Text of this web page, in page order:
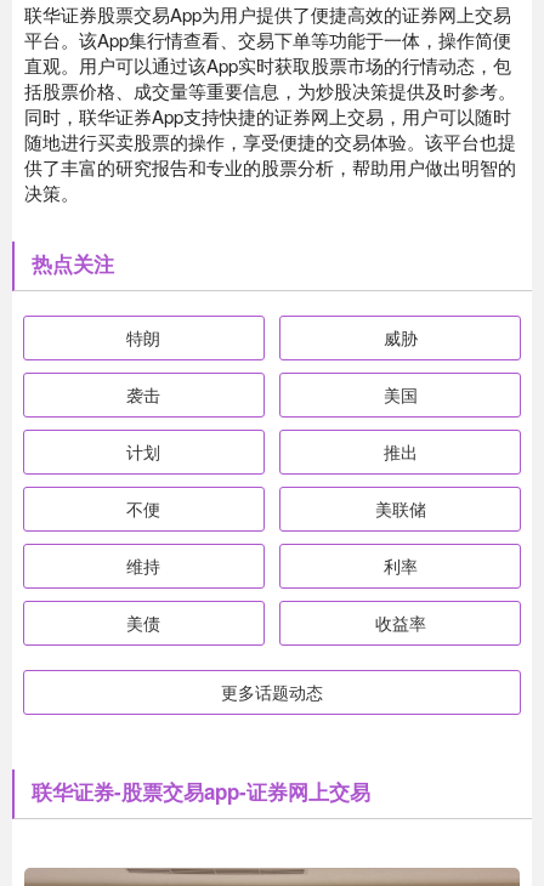
联华证券股票交易App为用户提供了便捷高效的证券网上交易
平台。该App集行情查看、交易下单等功能于一体，操作简便
直观。用户可以通过该App实时获取股票市场的行情动态，包
括股票价格、成交量等重要信息，为炒股决策提供及时参考。
同时，联华证券App支持快捷的证券网上交易，用户可以随时
随地进行买卖股票的操作，享受便捷的交易体验。该平台也提
供了丰富的研究报告和专业的股票分析，帮助用户做出明智的
决策。
热点关注
特朗 威胁
袭击 美国
计划 推出
不便 美联储
维持 利率
美债 收益率
更多话题动态
联华证券-股票交易app-证券网上交易